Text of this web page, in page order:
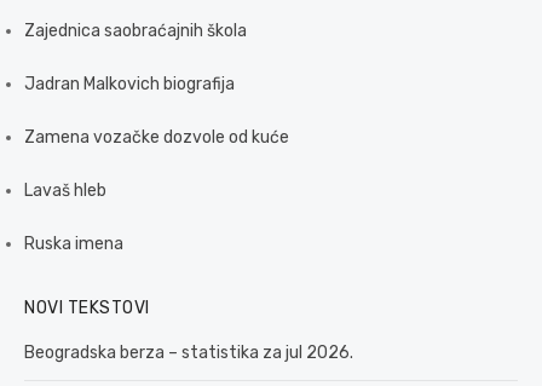
Zajednica saobraćajnih škola
Jadran Malkovich biografija
Zamena vozačke dozvole od kuće
Lavaš hleb
Ruska imena
NOVI TEKSTOVI
Beogradska berza – statistika za jul 2026.